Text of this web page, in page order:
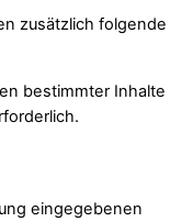
zusätzlich folgende
bestimmter Inhalte
eingegebenen